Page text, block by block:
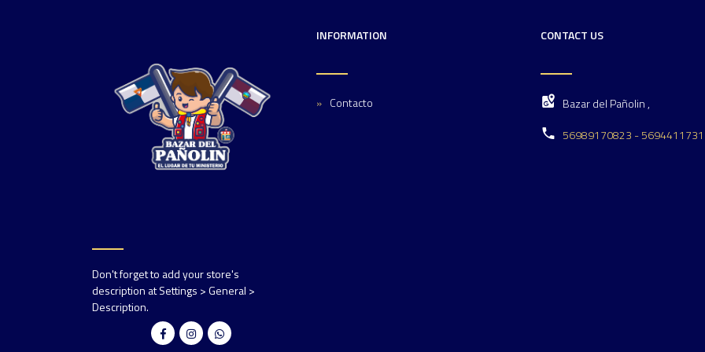
Don't forget to add your store's
description at Settings > General >
Description.
INFORMATION
Contacto
CONTACT US
Bazar del Pañolin ,
56989170823 -